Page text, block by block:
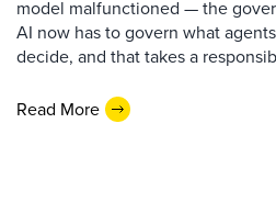
model malfunctioned — the
AI now has to govern what
decide, and that takes a
Read More